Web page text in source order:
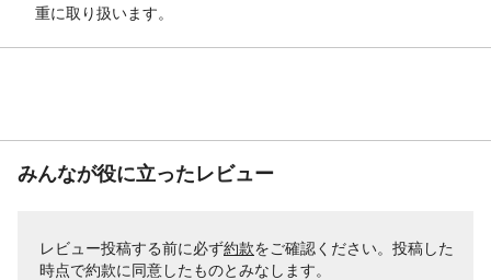
重に取り扱います。
みんなが役に立ったレビュー
レビュー投稿する前に必ず約款をご確認ください。投稿した
時点で約款に同意したものとみなします。